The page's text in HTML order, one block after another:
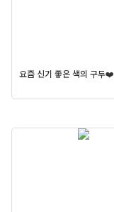
요즘 신기 좋은 색의 구두❤️